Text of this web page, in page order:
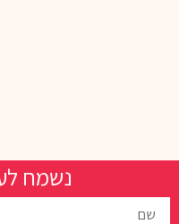
נשמח